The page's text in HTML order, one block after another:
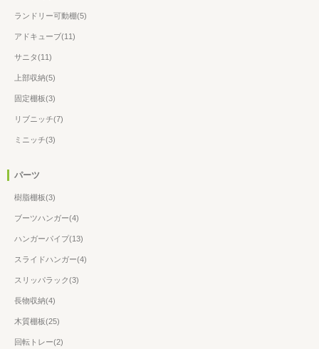
ランドリー可動棚(5)
アドキューブ(11)
サニタ(11)
上部収納(5)
固定棚板(3)
リブニッチ(7)
ミニッチ(3)
パーツ
樹脂棚板(3)
ブーツハンガー(4)
ハンガーパイプ(13)
スライドハンガー(4)
スリッパラック(3)
長物収納(4)
木質棚板(25)
回転トレー(2)